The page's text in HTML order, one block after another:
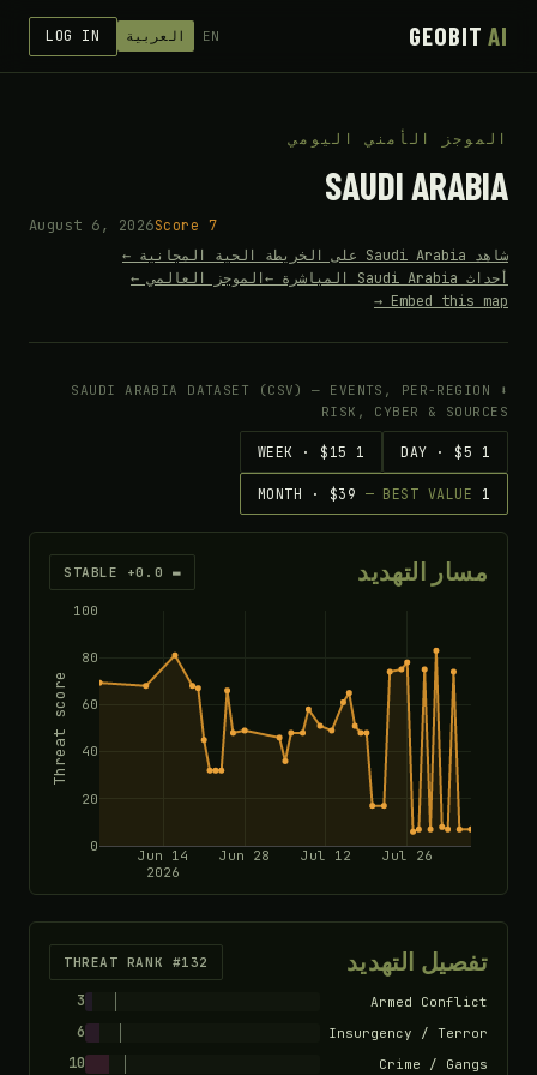
GEOBITAI
EN العربية LOG IN
الموجز الأمني اليومي
SAUDI ARABIA
August 6, 2026Score 7
شاهد Saudi Arabia على الخريطة الحية المجانية ←
أحداث Saudi Arabia المباشرة ←
الموجز العالمي ←
Embed this map →
⬇ SAUDI ARABIA DATASET (CSV) — EVENTS, PER-REGION
RISK, CYBER & SOURCES
1 DAY · $5
1 WEEK · $15
1 MONTH · $39
— BEST VALUE
مسار التهديد ▬ STABLE +0.0
Jun 14
2026
Jun 28 Jul 12 Jul 26
0
20
40
60
80
100
Threat score
تفصيل التهديد THREAT RANK #132
Armed Conflict
3
Insurgency / Terror
6
Crime / Gangs
10